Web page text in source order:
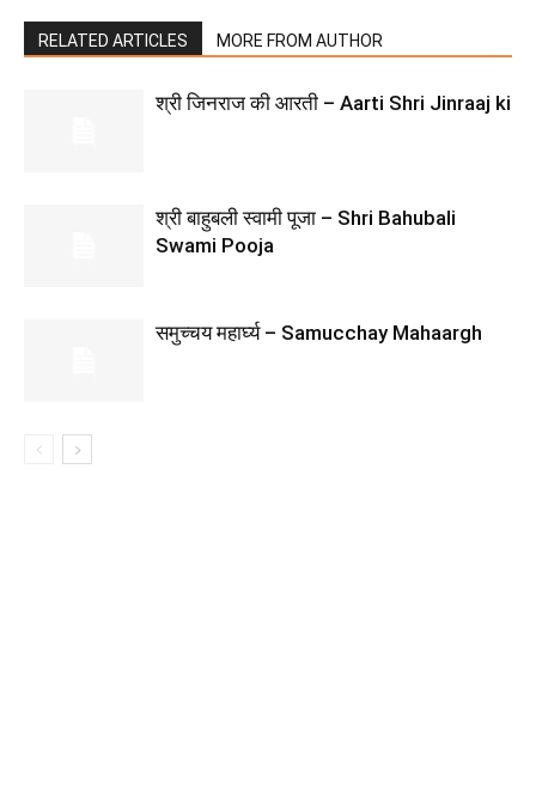
RELATED ARTICLES MORE FROM AUTHOR
श्री जिनराज की आरती – Aarti Shri Jinraaj ki
श्री बाहुबली स्वामी पूजा – Shri Bahubali
Swami Pooja
समुच्चय महार्घ्य – Samucchay Mahaargh